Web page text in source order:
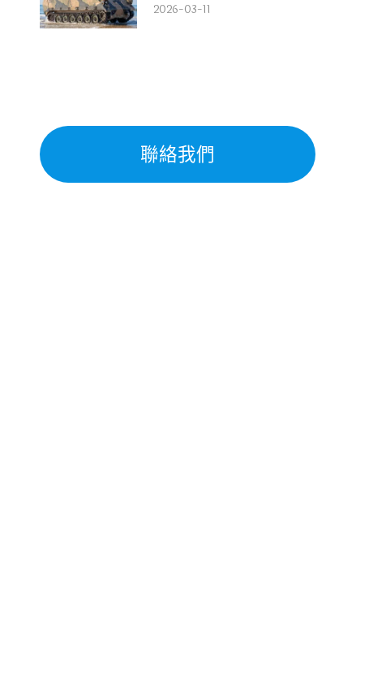
2026-03-11
聯絡我們